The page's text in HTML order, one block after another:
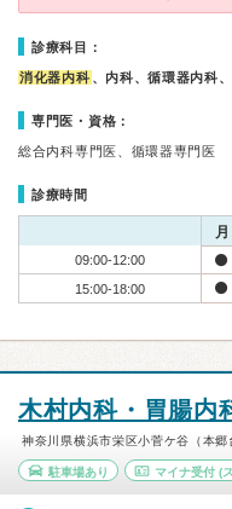
診療科目：
消化器内科 、内科、循環器内科
専門医・資格：
総合内科専門医、循環器専門医
診療時間
月
09:00-12:00
15:00-18:00
木村内科・胃腸内
神奈川県横浜市栄区小菅ケ谷（本郷
駐車場あり マイナ受付(